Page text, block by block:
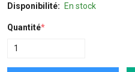
Disponibilité: En stock
Quantité*